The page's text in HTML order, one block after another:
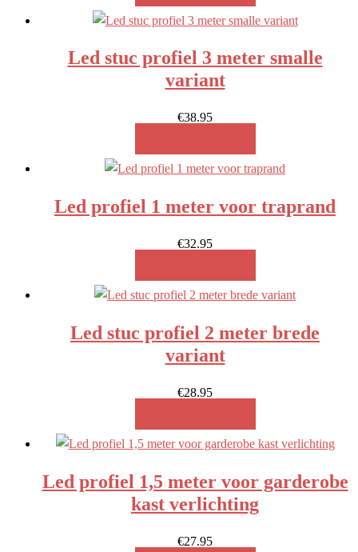
Led stuc profiel 3 meter smalle
variant
€38.95
Led profiel 1 meter voor traprand
€32.95
Led stuc profiel 2 meter brede
variant
€28.95
Led profiel 1,5 meter voor garderobe
kast verlichting
€27.95